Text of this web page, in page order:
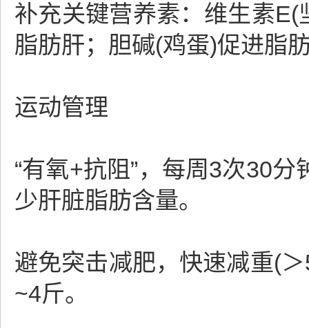
补充关键营养素：维生素
脂肪肝；胆碱(鸡蛋)促进脂
运动管理
“有氧+抗阻”，每周3次30
少肝脏脂肪含量。
避免突击减肥，快速减重(
~4斤。